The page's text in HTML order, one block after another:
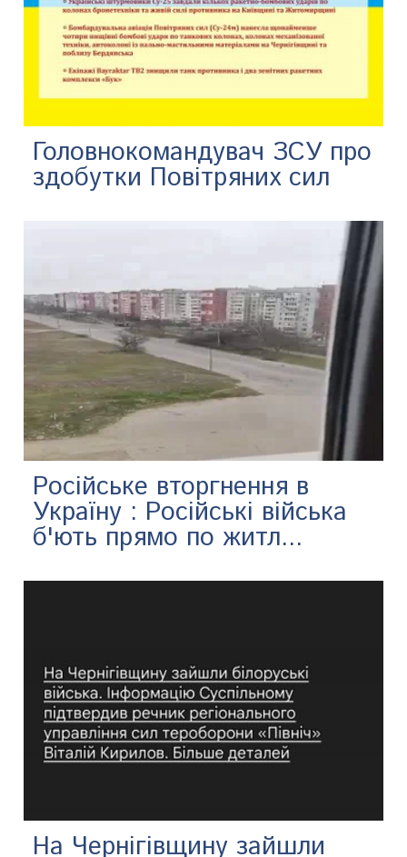
Головнокомандувач ЗСУ про
здобутки Повітряних сил
Російське вторгнення в
Україну : Російські війська
б'ють прямо по житл...
На Чернігівщину зайшли